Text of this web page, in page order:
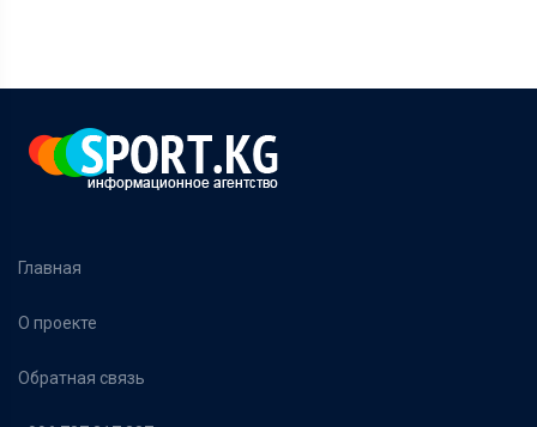
Главная
О проекте
Обратная связь